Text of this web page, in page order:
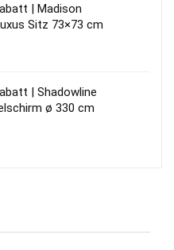
| Madison
Sitz 73×73 cm
| Shadowline
ø 330 cm